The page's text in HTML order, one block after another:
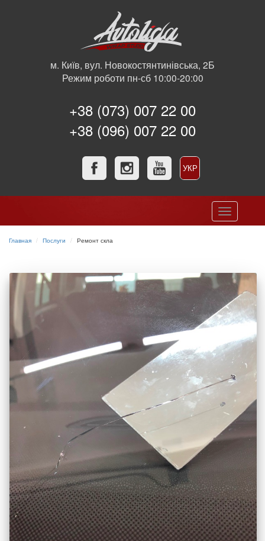
м. Київ, вул. Новокостянтинівська, 2Б
Режим роботи пн-сб 10:00-20:00
+38 (073) 007 22 00
+38 (096) 007 22 00
УКР
Toggle
navigation
Главная Послуги Ремонт скла